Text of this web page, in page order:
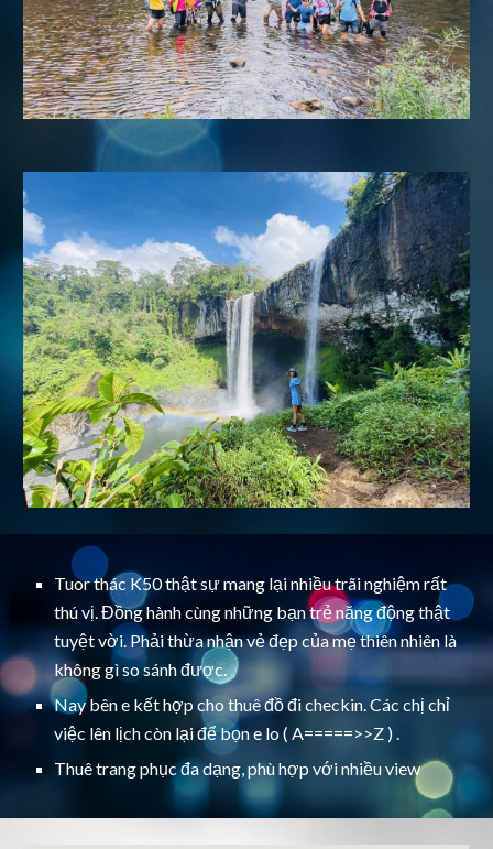
Tuor thác K50 thật sự mang lại nhiều trãi nghiệm rất
thú vị. Đồng hành cùng những bạn trẻ năng động thật
tuyệt vời. Phải thừa nhận vẻ đẹp của mẹ thiên nhiên là
không gì so sánh được.
Nay bên e kết hợp cho thuê đồ đi checkin. Các chị chỉ
việc lên lịch còn lại để bọn e lo ( A=====>>Z ) .
Thuê trang phục đa dạng, phù hợp với nhiều view